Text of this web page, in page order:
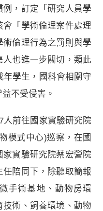
，訂定「研究人員學
「學術倫理案件處理
倫理行為之罰則與學
也進一步關切，類此
年學生，國科會相關守
不受侵害。
人前往國家實驗研究院
模式中心)巡察，在國
實驗研究院蔡宏營院
陪同下，除聽取簡報
手術基地、動物房環
術、飼養環境、動物